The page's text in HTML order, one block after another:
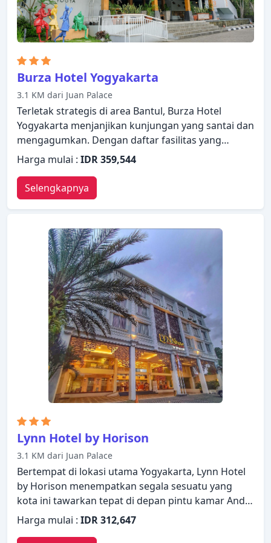
Anda.
Burza Hotel Yogyakarta
3.1 KM dari Juan Palace
Terletak strategis di area Bantul, Burza Hotel
Yogyakarta menjanjikan kunjungan yang santai dan
mengagumkan. Dengan daftar fasilitas yang
lengkap, tamu akan merasakan pengalaman
menginap di properti yang nyaman. Satpam 24 jam,
layanan kebersihan harian, WiFi gratis di semua
kamar, akses mudah untuk kursi roda, layanan
taksi ada dalam daftar hal-hal yang dapat dinikmati
oleh para tamu. Dirancang untuk memberikan
kenyamanan, beberapa kamar memiliki televisi
layar datar, akses internet WiFi (gratis), kamar
bebas asap rokok, AC, layanan bangun pagi untuk
memastikan kenyamanan istirahat malam Anda.
Suasana tenang di properti ini meluas hingga
fasilitas rekreasinya yang meliputi kolam renang
luar ruangan. Burza Hotel Yogyakarta adalah
pilihan yang sangat baik untuk menjelajahi
Yogyakarta atau untuk sekadar bersantai dan
menyegarkan diri.
Harga mulai : IDR 359,544
Selengkapnya
Lynn Hotel by Horison
3.1 KM dari Juan Palace
Bertempat di lokasi utama Yogyakarta, Lynn Hotel
by Horison menempatkan segala sesuatu yang
kota ini tawarkan tepat di depan pintu kamar Anda.
Hotel ini menawarkan berbagai fasilitas untuk
memastikan Anda mendapatkan pengalaman yang
Harga mulai : IDR 312,647